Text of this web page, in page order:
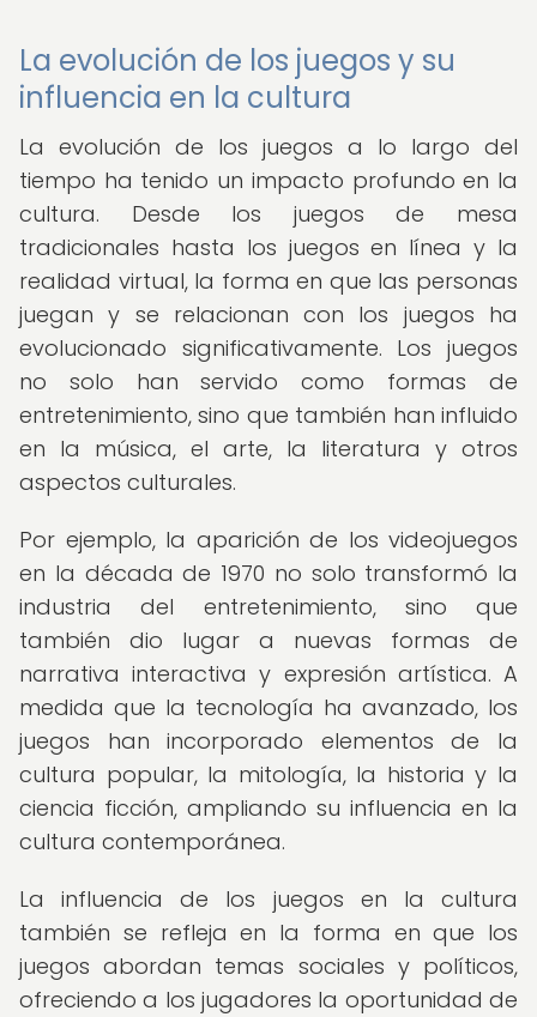
La evolución de los juegos y su
influencia en la cultura
La evolución de los juegos a lo largo del
tiempo ha tenido un impacto profundo en la
cultura. Desde los juegos de mesa
tradicionales hasta los juegos en línea y la
realidad virtual, la forma en que las personas
juegan y se relacionan con los juegos ha
evolucionado significativamente. Los juegos
no solo han servido como formas de
entretenimiento, sino que también han influido
en la música, el arte, la literatura y otros
aspectos culturales.
Por ejemplo, la aparición de los videojuegos
en la década de 1970 no solo transformó la
industria del entretenimiento, sino que
también dio lugar a nuevas formas de
narrativa interactiva y expresión artística. A
medida que la tecnología ha avanzado, los
juegos han incorporado elementos de la
cultura popular, la mitología, la historia y la
ciencia ficción, ampliando su influencia en la
cultura contemporánea.
La influencia de los juegos en la cultura
también se refleja en la forma en que los
juegos abordan temas sociales y políticos,
ofreciendo a los jugadores la oportunidad de